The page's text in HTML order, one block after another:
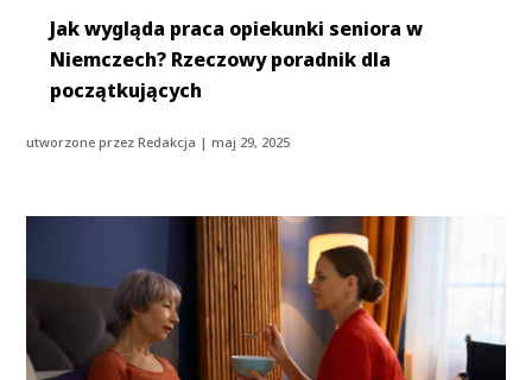
Jak wygląda praca opiekunki seniora w
Niemczech? Rzeczowy poradnik dla
początkujących
utworzone przezRedakcja |maj 29, 2025